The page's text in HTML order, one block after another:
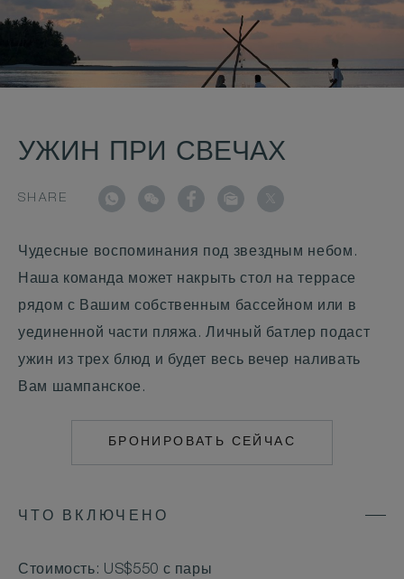
УЖИН ПРИ СВЕЧАХ
SHARE
Чудесные воспоминания под звездным небом.
Наша команда может накрыть стол на террасе
рядом с Вашим собственным бассейном или в
уединенной части пляжа. Личный батлер подаст
ужин из трех блюд и будет весь вечер наливать
Вам шампанское.
БРОНИРОВАТЬ СЕЙЧАС
ЧТО ВКЛЮЧЕНО
Стоимость: US$550 с пары